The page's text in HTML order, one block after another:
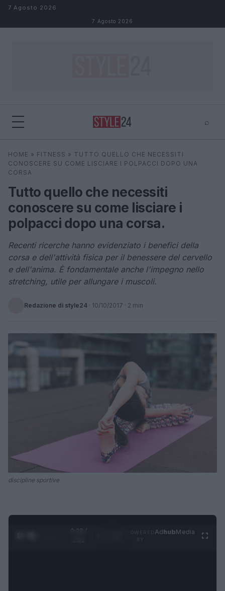
Salta al contenuto
7 Agosto 2026
7 Agosto 2026
⌕
Cerca
HOME » FITNESS » TUTTO QUELLO CHE NECESSITI
CONOSCERE SU COME LISCIARE I POLPACCI DOPO UNA
CORSA
Tutto quello che necessiti
conoscere su come lisciare i
polpacci dopo una corsa.
Recenti ricerche hanno evidenziato i benefici della
corsa e dell'attività fisica per il benessere del cervello
e dell'anima. È fondamentale anche l'impegno nello
stretching, utile per allungare i muscoli.
Redazione di style24 · 10/10/2017 · 2 min
discipline sportive
0:29 /
AdhubMedia